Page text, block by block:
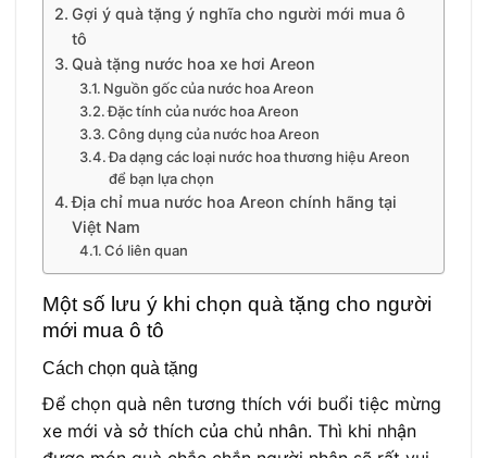
Gợi ý quà tặng ý nghĩa cho người mới mua ô
tô
Quà tặng nước hoa xe hơi Areon
Nguồn gốc của nước hoa Areon
Đặc tính của nước hoa Areon
Công dụng của nước hoa Areon
Đa dạng các loại nước hoa thương hiệu Areon
để bạn lựa chọn
Địa chỉ mua nước hoa Areon chính hãng tại
Việt Nam
Có liên quan
Một số lưu ý khi chọn quà tặng cho người
mới mua ô tô
Cách chọn quà tặng
Để chọn quà nên tương thích với buổi tiệc mừng
xe mới và sở thích của chủ nhân. Thì khi nhận